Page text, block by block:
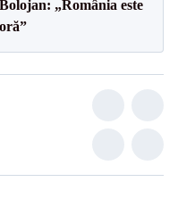
„România este